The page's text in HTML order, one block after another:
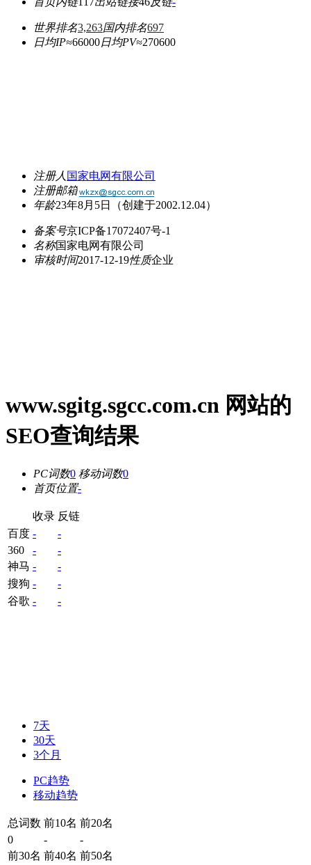
世界排名3,263国内排名697
日均IP≈66000日均PV≈270600
注册人 国家电网有限公司
注册邮箱
年龄23年8月5日 （创建于2002.12.04）
备案号京ICP备17072407号-1
名称国家电网有限公司
审核时间2017-12-19性质企业
www.sgitg.sgcc.com.cn 网站的
SEO查询结果
PC词数0 移动词数0
首页位置-
收录 反链
百度 -
-
360
-
-
神马 -
-
搜狗 -
-
谷歌 - -
7天
30天
3个月
PC趋势
移动趋势
总词数 前10名 前20名
0
-
-
前30名 前40名 前50名